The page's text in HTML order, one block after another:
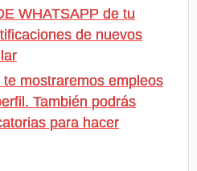
WHATSAPP de tu
de nuevos
mostraremos empleos
También podrás
para hacer